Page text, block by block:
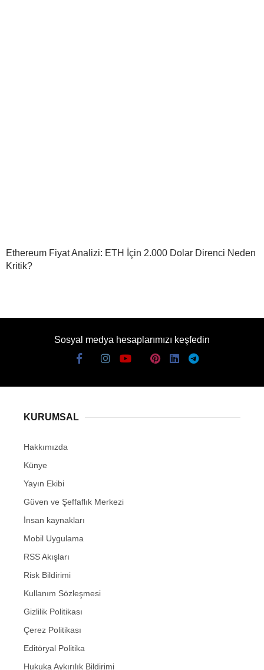
Ethereum Fiyat Analizi: ETH İçin 2.000 Dolar Direnci Neden
Kritik?
Sosyal medya hesaplarımızı keşfedin
KURUMSAL
Hakkımızda
Künye
Yayın Ekibi
Güven ve Şeffaflık Merkezi
İnsan kaynakları
Mobil Uygulama
RSS Akışları
Risk Bildirimi
Kullanım Sözleşmesi
Gizlilik Politikası
Çerez Politikası
Editöryal Politika
Hukuka Aykırılık Bildirimi